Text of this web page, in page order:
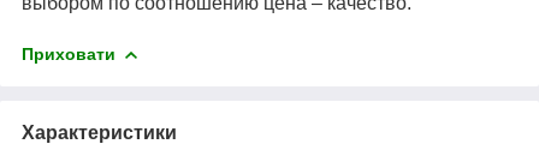
Приховати
Характеристики